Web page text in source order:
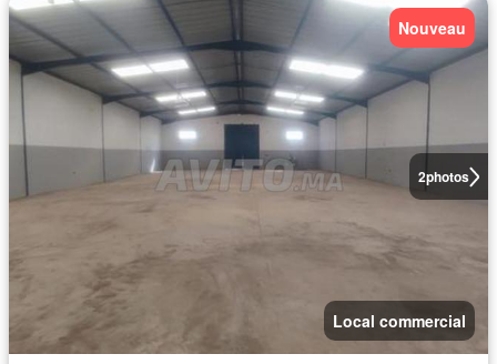
2photos
Nouveau
Local commercial